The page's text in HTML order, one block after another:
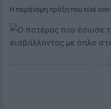
Η παράνομη πράξη που είχε